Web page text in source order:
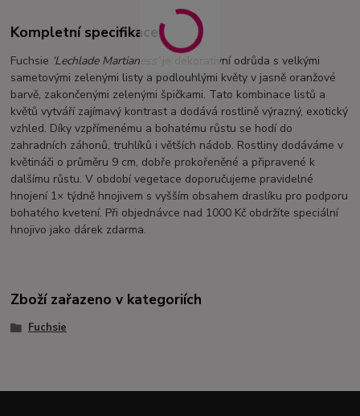
Kompletní specifikace
Fuchsie ‘Lechlade Martianess’
je dekorativní odrůda s velkými
sametovými zelenými listy a podlouhlými květy v jasně oranžové
barvě, zakončenými zelenými špičkami. Tato kombinace listů a
květů vytváří zajímavý kontrast a dodává rostlině výrazný, exotický
vzhled. Díky vzpřímenému a bohatému růstu se hodí do
zahradních záhonů, truhlíků i větších nádob. Rostliny dodáváme v
květináči o průměru 9 cm, dobře prokořeněné a připravené k
dalšímu růstu. V období vegetace doporučujeme pravidelné
hnojení 1× týdně hnojivem s vyšším obsahem draslíku pro podporu
bohatého kvetení. Při objednávce nad 1000 Kč obdržíte speciální
hnojivo jako dárek zdarma.
Zboží zařazeno v kategoriích
Fuchsie